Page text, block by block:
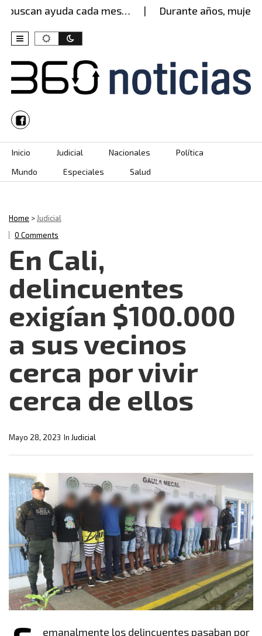
ayuda cada mes… Durante años, mujer
Skip to content
Inicio Judicial Nacionales
Política
Mundo
Especiales Salud
Home >Judicial
0 Comments
En Cali,
delincuentes
exigían $100.000
a sus vecinos
cerca por vivir
cerca de ellos
In Judicial
Mayo 28, 2023
emanalmente los delincuentes pasaban por